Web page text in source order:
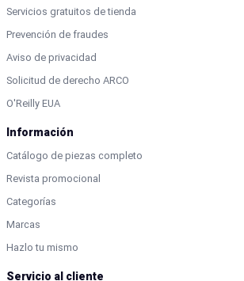
Servicios gratuitos de tienda
Prevención de fraudes
Aviso de privacidad
Solicitud de derecho ARCO
O'Reilly EUA
Información
Catálogo de piezas completo
Revista promocional
Categorías
Marcas
Hazlo tu mismo
Servicio al cliente